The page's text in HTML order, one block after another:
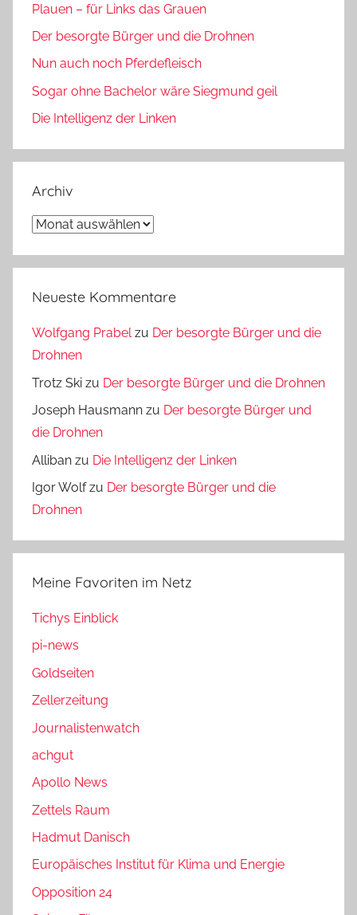
Plauen – für Links das Grauen
Der besorgte Bürger und die Drohnen
Nun auch noch Pferdefleisch
Sogar ohne Bachelor wäre Siegmund geil
Die Intelligenz der Linken
Archiv
Archiv
Neueste Kommentare
Wolfgang Prabelzu Der besorgte Bürger und die
Drohnen
Trotz Ski zu Der besorgte Bürger und die Drohnen
Joseph Hausmann zu Der besorgte Bürger und
die Drohnen
Alliban zu Die Intelligenz der Linken
Igor Wolfzu Der besorgte Bürger und die
Drohnen
Meine Favoriten im Netz
Tichys Einblick
pi-news
Goldseiten
Zellerzeitung
Journalistenwatch
achgut
Apollo News
Zettels Raum
Hadmut Danisch
Europäisches Institut für Klima und Energie
Opposition 24